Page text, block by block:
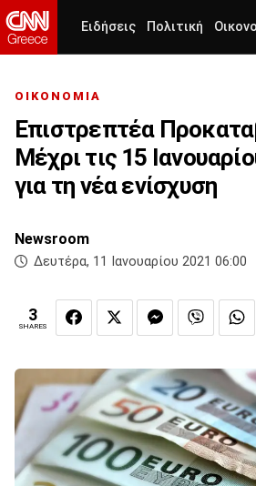
Ειδήσεις Πολιτική
ΟΙΚΟΝΟΜΙΑ
Επιστρεπτέα
Μέχρι τις 15
για τη νέα ενίσχυση
Newsroom
Δευτέρα, 11 Ιανουαρίου 2021 06:00
3
SHARES